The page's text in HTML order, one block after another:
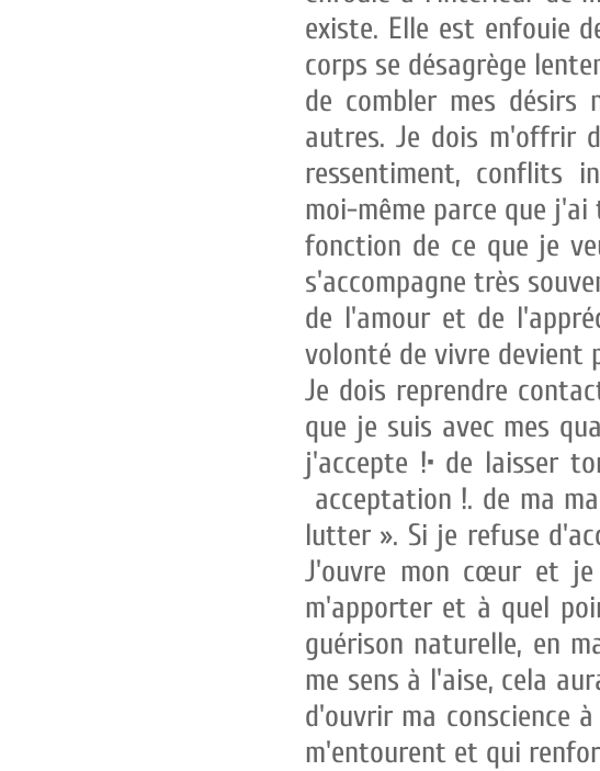
existe. Elle est enfouie
corps se désagrège
de combler mes
autres. Je dois m'offrir
ressentiment, conflits
moi-même parce que
fonction de ce que je
s'accompagne très
de l'amour et de
volonté de vivre devient
Je dois reprendre
que je suis avec mes
j'accepte !• de laisser
acceptation !. de ma
lutter ». Si je refuse
J'ouvre mon cœur et
m'apporter et à quel
guérison naturelle, en
me sens à l'aise, cela
d'ouvrir ma conscience
m'entourent et qui